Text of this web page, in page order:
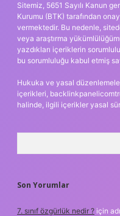
Sitemiz, 5651 Sayılı Kanun
Kurumu (BTK) tarafından
vermektedir. Bu nedenle,
veya araştırma
yazdıkları içeriklerin
bu sorumluluğu kabul etmiş
Hukuka ve yasal
içerikleri,
halinde, ilgili içerikler yasal
Son Yorumlar
7. sınıf özgürlük nedir ? için